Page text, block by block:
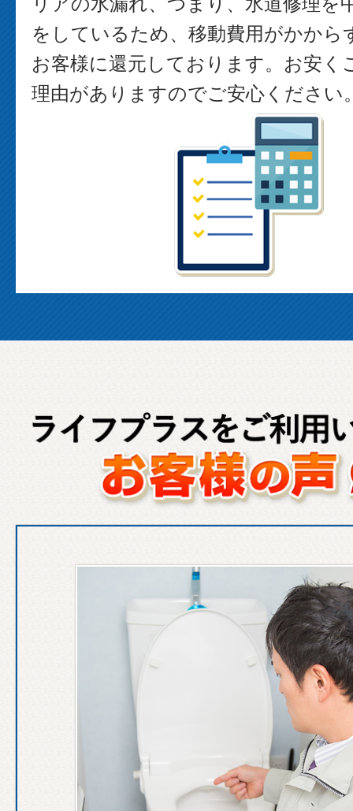
をしているため、移動費用がかから
お客様に還元しております。お安く
理由がありますのでご安心ください